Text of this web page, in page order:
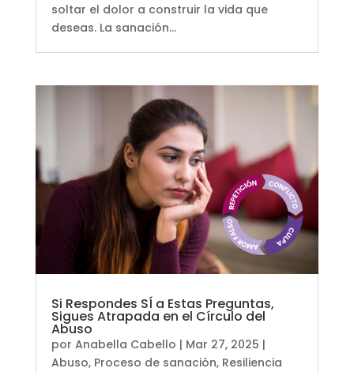
soltar el dolor a construir la vida que
deseas. La sanación...
Si Respondes SÍ a Estas Preguntas,
Sigues Atrapada en el Círculo del
Abuso
por Anabella Cabello | Mar 27, 2025 |
Abuso, Proceso de sanación, Resiliencia